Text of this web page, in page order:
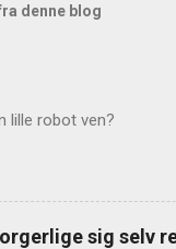
denne blog
lille robot ven?
sig selv